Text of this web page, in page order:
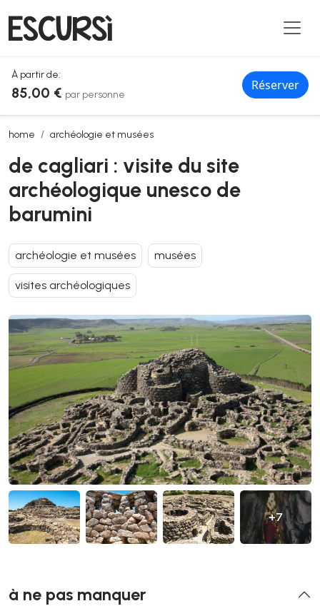
À partir de:
85,00 € par personne
Réserver
home archéologie et musées
de cagliari : visite du site archéologique unesco de barumini
de cagliari : visite du site
archéologique unesco de
barumini
archéologie et musées musées
visites archéologiques
+7
à ne pas manquer